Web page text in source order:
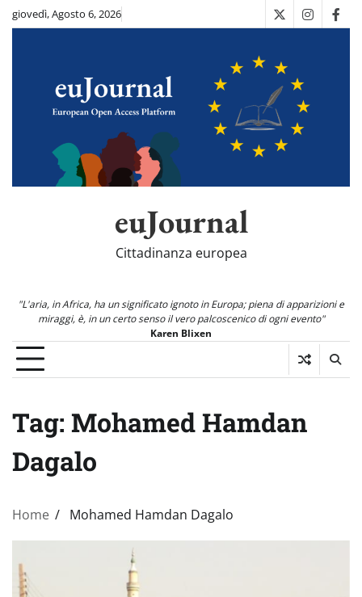
Skipgiovedì, Agosto 6, 2026 X
euJournal
Cittadinanza europea
"L'aria, in Africa, ha un significato ignoto in Europa; piena di apparizioni e
miraggi, è, in un certo senso il vero palcoscenico di ogni evento"
Karen Blixen
Tag: Mohamed Hamdan
Dagalo
Home Mohamed Hamdan Dagalo